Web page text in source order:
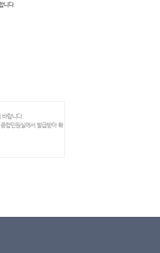
니다.
랍니다.
합민원실에서 발급받아 확